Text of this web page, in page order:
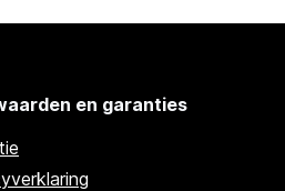
en garanties